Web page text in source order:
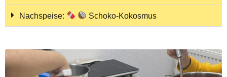
Nachspeise: Schoko-Kokosmus